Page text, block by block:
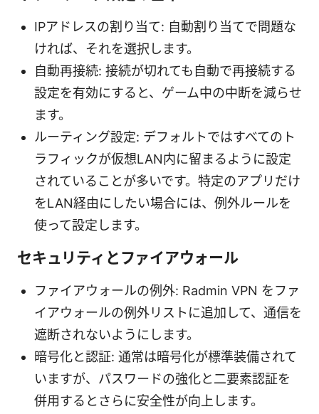
IPアドレスの割り当て: 自動割り当てで問題な
ければ、それを選択します。
自動再接続: 接続が切れても自動で再接続する
設定を有効にすると、ゲーム中の中断を減らせ
ます。
ルーティング設定: デフォルトではすべてのト
ラフィックが仮想LAN内に留まるように設定
されていることが多いです。特定のアプリだけ
をLAN経由にしたい場合には、例外ルールを
使って設定します。
セキュリティとファイアウォール
ファイアウォールの例外: Radmin VPN をファ
イアウォールの例外リストに追加して、通信を
遮断されないようにします。
暗号化と認証: 通常は暗号化が標準装備されて
いますが、パスワードの強化と二要素認証を
併用するとさらに安全性が向上します。